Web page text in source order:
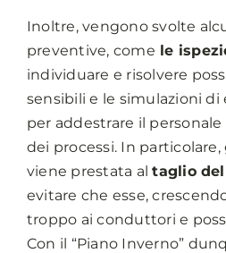
Inoltre, vengono svolte
preventive, come le
individuare e risolvere
sensibili e le simulazioni
per addestrare il personale
dei processi. In
viene prestata altaglio
evitare che esse,
troppo ai conduttori e
Con il “Piano Inverno”